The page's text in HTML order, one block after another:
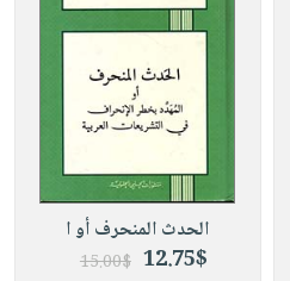
الحدث المنحرف أو ا
12.75$
15.00$